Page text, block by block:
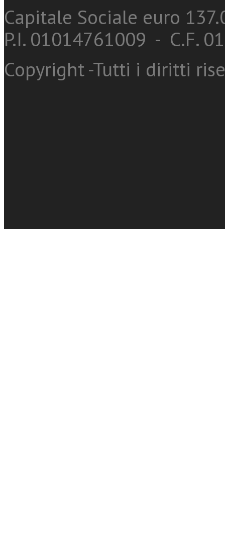
Capitale Sociale euro
P.I. 01014761009 - C.F.
Copyright -Tutti i diritti